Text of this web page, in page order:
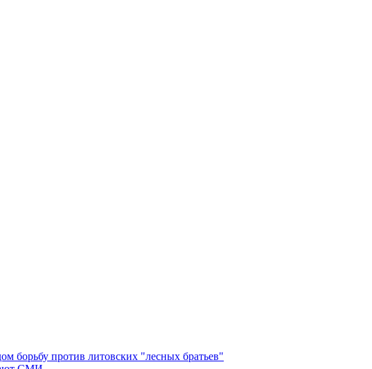
борьбу против литовских "лесных братьев"